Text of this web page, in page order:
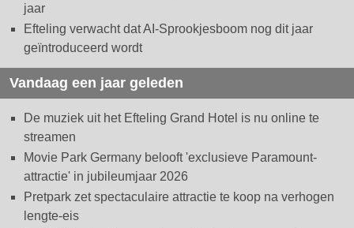
jaar
Efteling verwacht dat AI-Sprookjesboom nog dit jaar
geïntroduceerd wordt
Vandaag een jaar geleden
De muziek uit het Efteling Grand Hotel is nu online te
streamen
Movie Park Germany belooft 'exclusieve Paramount-
attractie' in jubileumjaar 2026
Pretpark zet spectaculaire attractie te koop na verhogen
lengte-eis